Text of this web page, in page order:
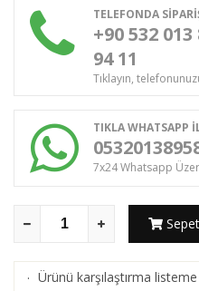
TELEFONDA
+90 532
94 11
Tıklayın,
TIKLA WHATSAPP
7x24 Whatsapp
· Ürünü karşılaştırma